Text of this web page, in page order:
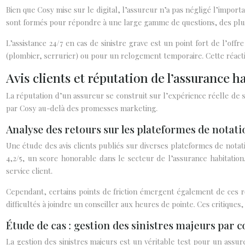
Bien que Cosy mise sur le digital, l’assureur n’a pas négligé
sont formés pour répondre à une large gamme de questions, des
L’assistance 24/7 en cas de sinistre grave est un point fort de
(plombier, serrurier) ou pour un relogement temporaire. Cette
Avis clients et réputation de l’assurance
La réputation d’un assureur se construit sur l’expérience réelle de
par Cosy au-delà des promesses marketing.
Analyse des retours sur les plateformes de
Une étude des avis clients publiés sur diverses plateformes de
4,2/5, un score honorable dans le secteur de l’assurance
service client.
Cependant, certains points de friction émergent également de ces
difficultés à joindre un conseiller aux heures de pointe. Ces
Étude de cas : gestion des sinistres majeurs par
La gestion des sinistres majeurs est un véritable test pour un